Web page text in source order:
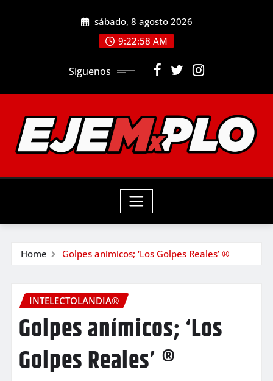
sábado, 8 agosto 2026
9:23:00 AM
Siguenos
Home Golpes anímicos; ‘Los Golpes Reales’ ®
INTELECTOLANDIA®
Golpes anímicos; ‘Los
Golpes Reales’ ®